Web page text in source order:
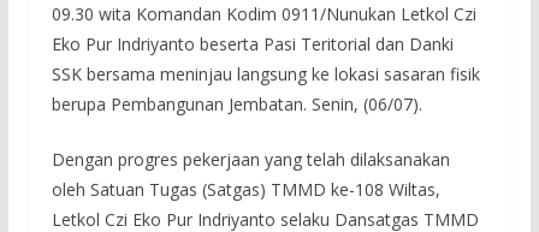
09.30 wita Komandan Kodim 0911/Nunukan Letkol Czi
Eko Pur Indriyanto beserta Pasi Teritorial dan Danki
SSK bersama meninjau langsung ke lokasi sasaran fisik
berupa Pembangunan Jembatan. Senin, (06/07).
Dengan progres pekerjaan yang telah dilaksanakan
oleh Satuan Tugas (Satgas) TMMD ke-108 Wiltas,
Letkol Czi Eko Pur Indriyanto selaku Dansatgas TMMD